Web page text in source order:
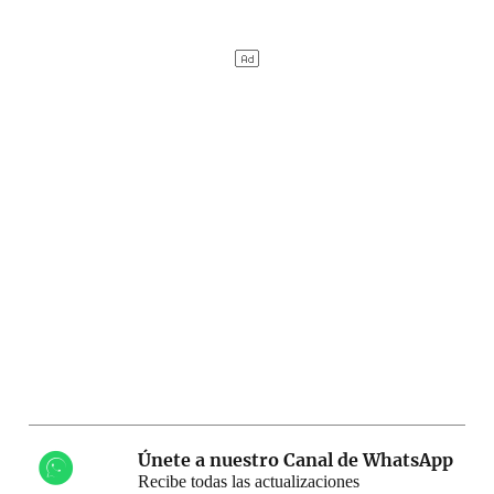
Únete a nuestro Canal de WhatsApp
Recibe todas las actualizaciones